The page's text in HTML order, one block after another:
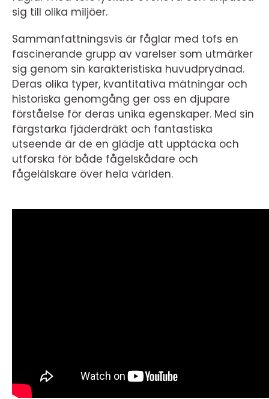
sig till olika miljöer.
Sammanfattningsvis är fåglar med tofs en
fascinerande grupp av varelser som utmärker
sig genom sin karakteristiska huvudprydnad.
Deras olika typer, kvantitativa mätningar och
historiska genomgång ger oss en djupare
förståelse för deras unika egenskaper. Med sin
färgstarka fjäderdräkt och fantastiska
utseende är de en glädje att upptäcka och
utforska för både fågelskådare och
fågelälskare över hela världen.